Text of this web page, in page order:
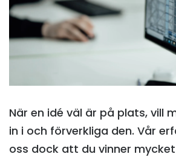
När en idé väl är på plats, vill
in i och förverkliga den. Vår
oss dock att du vinner